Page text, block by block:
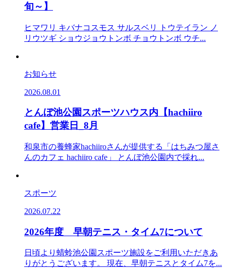
旬～】
ヒマワリ キバナコスモス サルスベリ トウテイラン ノ
リウツギ ショウジョウトンボ チョウトンボ ウチ...
お知らせ
2026.08.01
とんぼ池公園スポーツハウス内【hachiiro
cafe】営業日_8月
和泉市の養蜂家hachiiroさんが提供する「はちみつ屋さ
んのカフェ hachiiro cafe」 とんぼ池公園内で採れ...
スポーツ
2026.07.22
2026年度 早朝テニス・タイム7について
日頃より蜻蛉池公園スポーツ施設をご利用いただきあ
りがとうございます。 現在、早朝テニスとタイム7を...